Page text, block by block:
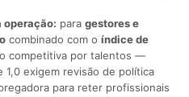
operação: para gestores e
combinado com o índice de
competitiva por talentos —
1,0 exigem revisão de política
para reter profissionais